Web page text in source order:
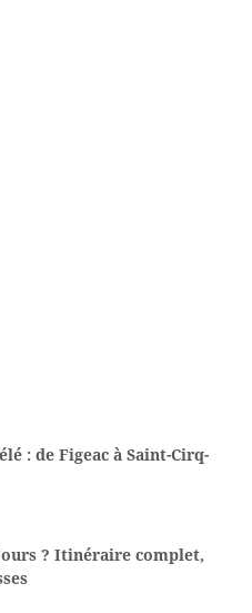
: de Figeac à Saint-Cirq-
? Itinéraire complet,